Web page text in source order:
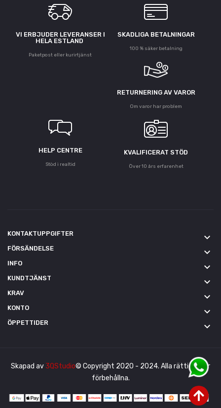
VI ERBJUDER LEVERANSER I
HELA ESTLAND
Paketpost eller kurirtjänst
SKADLIGA BETALNINGAR
100 % säker betalning
RETURNERING AV VAROR
Om varor har problem
HELP CENTRE
Stöd i realtid
KVALIFICERAT STÖD
Över 10 års erfarenhet
KONTAKTUPPGIFTER keyboard_arrow_down
FÖRSÄNDELSE keyboard_arrow_down
INFO keyboard_arrow_down
KUNDTJÄNST keyboard_arrow_down
KRAV keyboard_arrow_down
KONTO keyboard_arrow_down
ÖPPETTIDER keyboard_arrow_down
Skapad av 3QStudio© Copyright 2020 - 2024. Alla rättigheter
förbehållna.